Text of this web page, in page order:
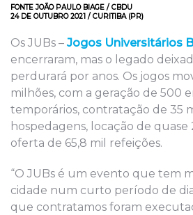
FONTE JOÃO PAULO BIAGE / CBDU
24 DE OUTUBRO 2021 / CURITIBA (PR)
Os JUBs – Jogos Universitários
encerraram, mas o legado
perdurará por anos. Os jogos
milhões, com a geração de 500
temporários, contratação de 35
hospedagens, locação de
oferta de 65,8 mil refeições.
“O JUBs é um evento que tem
cidade num curto período de
que contratamos foram